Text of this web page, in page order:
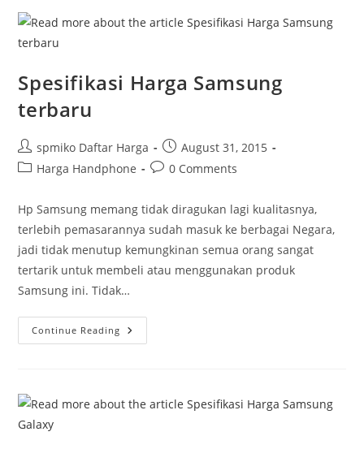
Spesifikasi Harga Samsung
terbaru
Post
author:
spmiko Daftar Harga
Post
published:
August 31, 2015
PostHarga Handphone
Post0 Comments
Hp Samsung memang tidak diragukan lagi kualitasnya,
terlebih pemasarannya sudah masuk ke berbagai Negara,
jadi tidak menutup kemungkinan semua orang sangat
tertarik untuk membeli atau menggunakan produk
Samsung ini. Tidak…
Continue Reading Spesifikasi
Harga